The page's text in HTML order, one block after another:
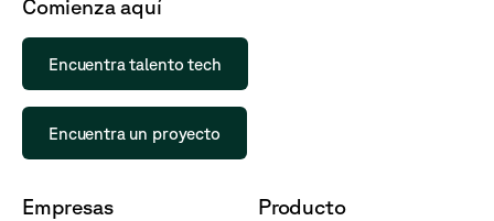
Comienza aquí
Encuentra talento tech
Encuentra un proyecto
Empresas Producto